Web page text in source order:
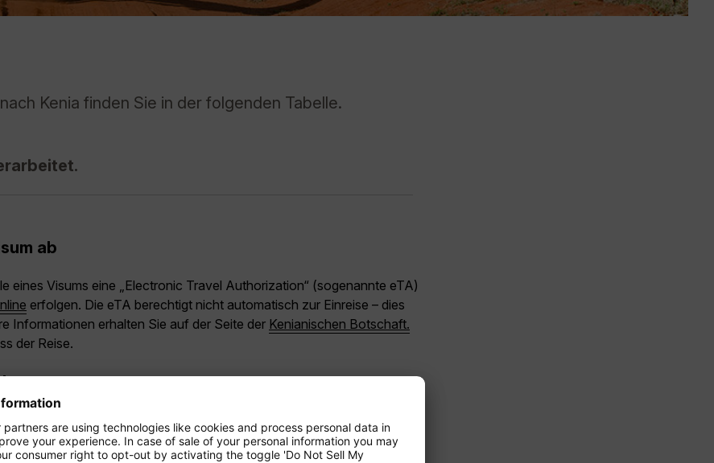
Kenia finden Sie in der folgenden Tabelle.
ab
eines Visums eine „Electronic Travel Authorization“ (sogenannte eTA)
erfolgen. Die eTA berechtigt nicht automatisch zur Einreise – dies
Informationen erhalten Sie auf der Seite der Kenianischen Botschaft.
der Reise.